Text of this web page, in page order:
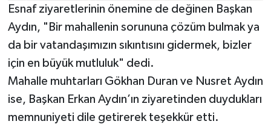
Esnaf ziyaretlerinin önemine de değinen Başkan
Aydın, "Bir mahallenin sorununa çözüm bulmak ya
da bir vatandaşımızın sıkıntısını gidermek, bizler
için en büyük mutluluk" dedi.
Mahalle muhtarları Gökhan Duran ve Nusret Aydın
ise, Başkan Erkan Aydın’ın ziyaretinden duydukları
memnuniyeti dile getirerek teşekkür etti.